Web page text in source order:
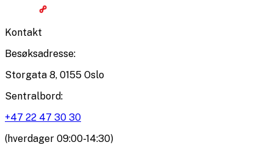
Kontakt
Besøksadresse:
Storgata 8, 0155 Oslo
Sentralbord:
+47 22 47 30 30
(hverdager 09:00-14:30)